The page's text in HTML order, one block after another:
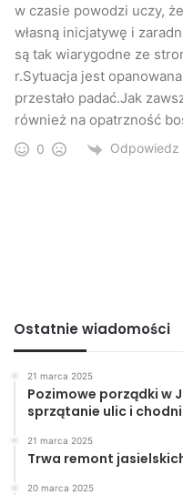
w czasie powodzi uczy,
własną inicjatywę i
są tak wiarygodne ze
r.Sytuacja jest
przestało padać.Jak
również na opatrzność
0 Odpowiedz
Ostatnie wiadomości
21 marca 2025
Pozimowe porządki w
sprzątanie ulic i
21 marca 2025
Trwa remont
20 marca 2025